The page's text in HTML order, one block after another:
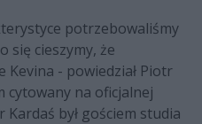
potrzebowaliśmy
się cieszymy, że
Kevina - powiedział Piotr
cytowany na oficjalnej
był gościem studia